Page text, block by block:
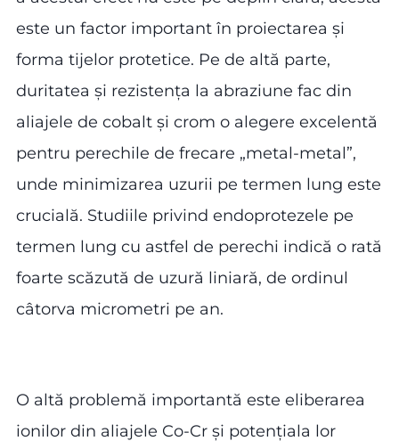
este un factor important în proiectarea și
forma tijelor protetice. Pe de altă parte,
duritatea și rezistența la abraziune fac din
aliajele de cobalt și crom o alegere excelentă
pentru perechile de frecare „metal-metal”,
unde minimizarea uzurii pe termen lung este
crucială. Studiile privind endoprotezele pe
termen lung cu astfel de perechi indică o rată
foarte scăzută de uzură liniară, de ordinul
câtorva micrometri pe an.
O altă problemă importantă este eliberarea
ionilor din aliajele Co-Cr și potențiala lor